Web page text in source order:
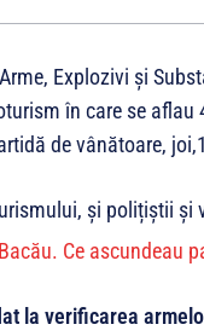
Explozivi și
în care se
de vânătoare,
și polițiștii
la verificarea